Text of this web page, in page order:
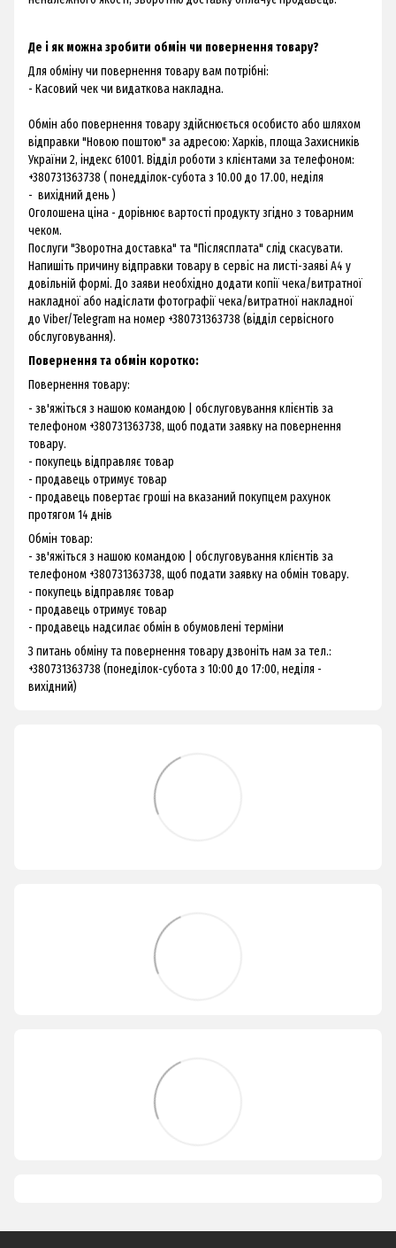
Де і як можна зробити обмін чи повернення товару?
Для обміну чи повернення товару вам потрібні:
- Касовий чек чи видаткова накладна.
Обмін або повернення товару здійснюється особисто або шляхом
відправки "Новою поштою" за адресою: Харків, площа Захисників
України 2, індекс 61001. Відділ роботи з клієнтами за телефоном:
+380731363738 ( понедділок-субота з 10.00 до 17.00, неділя
- вихідний день )
Оголошена ціна - дорівнює вартості продукту згідно з товарним
чеком.
Послуги "Зворотна доставка" та "Післясплата" слід скасувати.
Напишіть причину відправки товару в сервіс на листі-заяві А4 у
довільній формі. До заяви необхідно додати копії чека/витратної
накладної або надіслати фотографії чека/витратної накладної
до Viber/Telegram на номер +380731363738 (відділ сервісного
обслуговування).
Повернення та обмін коротко:
Повернення товару:
- зв'яжіться з нашою командою | обслуговування клієнтів за
телефоном +380731363738, щоб подати заявку на повернення
товару.
- покупець відправляє товар
- продавець отримує товар
- продавець повертає гроші на вказаний покупцем рахунок
протягом 14 днів
Обмін товар:
- зв'яжіться з нашою командою | обслуговування клієнтів за
телефоном +380731363738, щоб подати заявку на обмін товару.
- покупець відправляє товар
- продавець отримує товар
- продавець надсилає обмін в обумовлені терміни
З питань обміну та повернення товару дзвоніть нам за тел.:
+380731363738 (понеділок-субота з 10:00 до 17:00, неділя -
вихідний)